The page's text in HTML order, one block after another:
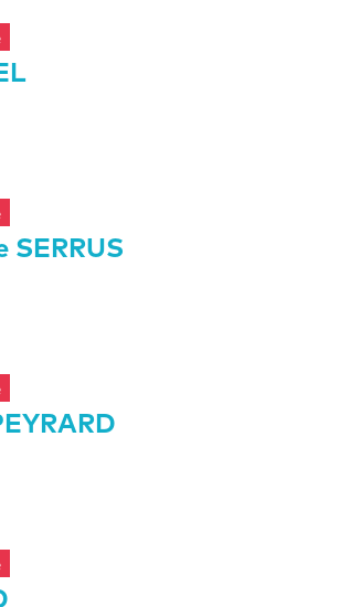
SERRUS